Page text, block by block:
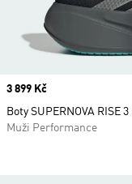
Price
3 899 Kč
Boty SUPERNOVA RISE
Muži Performance